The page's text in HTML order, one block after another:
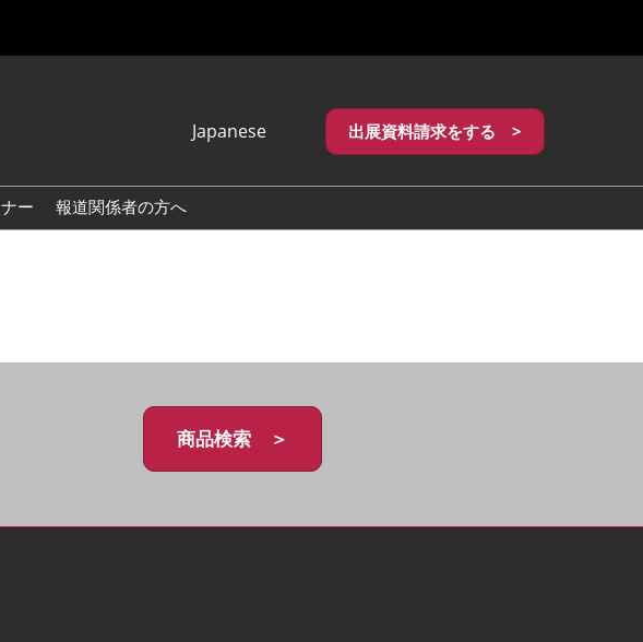
Japanese
English
繁體中文
出展資料請求をする >
ー 報道関係者の方へ
商品検索 ＞